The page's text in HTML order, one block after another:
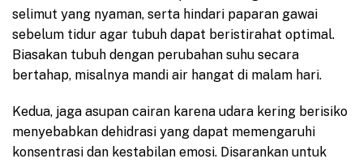
selimut yang nyaman, serta hindari paparan gawai
sebelum tidur agar tubuh dapat beristirahat optimal.
Biasakan tubuh dengan perubahan suhu secara
bertahap, misalnya mandi air hangat di malam hari.
Kedua, jaga asupan cairan karena udara kering berisiko
menyebabkan dehidrasi yang dapat memengaruhi
konsentrasi dan kestabilan emosi. Disarankan untuk